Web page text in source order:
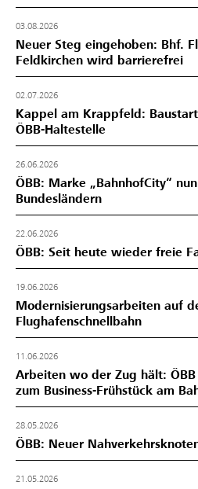
03.08.2026
Neuer Steg eingehoben: Bhf.
Feldkirchen wird barrierefrei
02.07.2026
Kappel am Krappfeld:
ÖBB-Haltestelle
26.06.2026
ÖBB: Marke „BahnhofCity“
Bundesländern
22.06.2026
ÖBB: Seit heute wieder freie
19.06.2026
Modernisierungsarbeiten auf
Flughafenschnellbahn
11.06.2026
Arbeiten wo der Zug hält:
zum Business-Frühstück am
28.05.2026
ÖBB: Neuer
21.05.2026